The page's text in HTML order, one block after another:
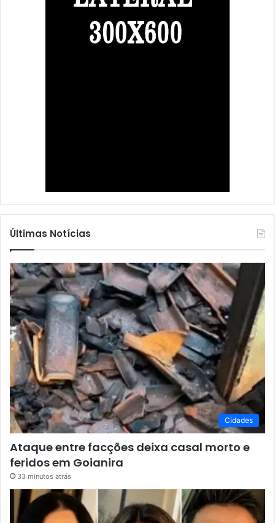
Últimas Notícias
Cidades
Ataque entre facções deixa casal morto e
feridos em Goianira
33 minutos atrás